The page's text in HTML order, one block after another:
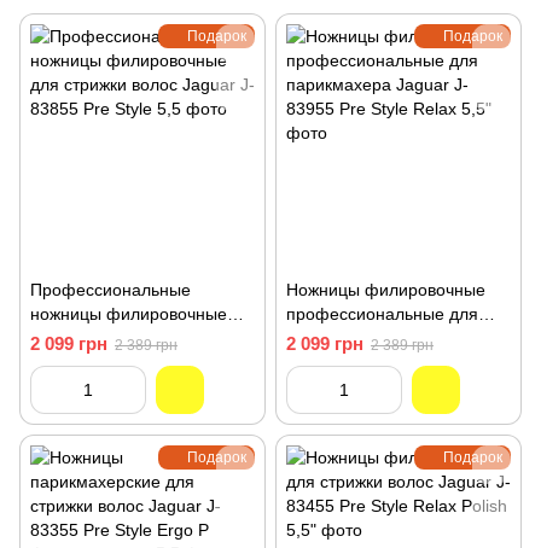
Подарок
Профессиональные
ножницы филировочные
для стрижки волос Jaguar J-
83855 Pre Style 5,5
2 099 грн 2 389 грн
Подарок
Ножницы филировочные
профессиональные для
парикмахера Jaguar J-
83955 Pre Style Relax 5,5"
2 099 грн 2 389 грн
Подарок Подарок